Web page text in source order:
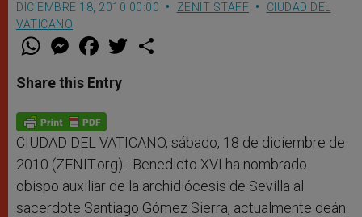
DICIEMBRE 18, 2010 00:00 ZENIT STAFF
CIUDAD DEL
VATICANO
W
t
s
p
p
M
e
s
e
g
e
r
F
a
e
b
o
k
w
Share this Entry
CIUDAD DEL VATICANO, sábado, 18 de diciembre de
2010 (ZENIT.org).- Benedicto XVI ha nombrado
obispo auxiliar de la archidiócesis de Sevilla al
sacerdote Santiago Gómez Sierra, actualmente deán